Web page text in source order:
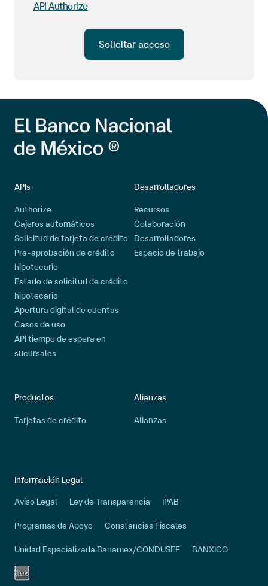
API Authorize
Solicitar acceso
APIs
Authorize
Cajeros automáticos
Solicitud de tarjeta de crédito
Pre-aprobación de crédito
hipotecario
Estado de solicitud de crédito
hipotecario
Apertura digital de cuentas
Casos de uso
API tiempo de espera en
sucursales
Desarrolladores
Recursos
Colaboración
Desarrolladores
Espacio de trabajo
Productos
Tarjetas de crédito
Alianzas
Alianzas
Información Legal
Aviso Legal Ley de Transparencia IPAB
Programas de Apoyo Constancias Fiscales
Unidad Especializada Banamex/CONDUSEF BANXICO